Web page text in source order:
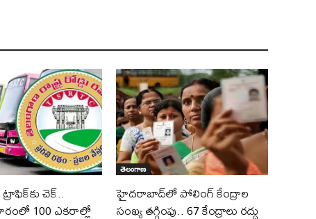
చెక్..
100 ఎకరాల్లో
తెలంగాణ
హైదరాబాద్‌లో పోలింగ్‌ కేంద్రాల
సంఖ్య తగ్గింపు.. 67 కేంద్రాలు రద్దు